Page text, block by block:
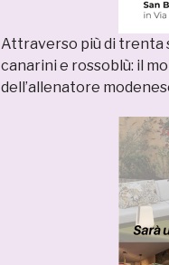
Attraverso più di trenta
canarini e rossoblù: il
dell’allenatore